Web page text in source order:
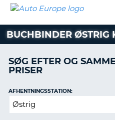
BILUDLEJNING
AUTOCAMPER
AUTO
EUROPE
BILUDLEJNING
AUTOCAMPER
LEJE
SUPPORT
BUCHBINDER ØSTRIG
SØG EFTER OG
PRISER
Vil
AFHENTNINGSSTATION: